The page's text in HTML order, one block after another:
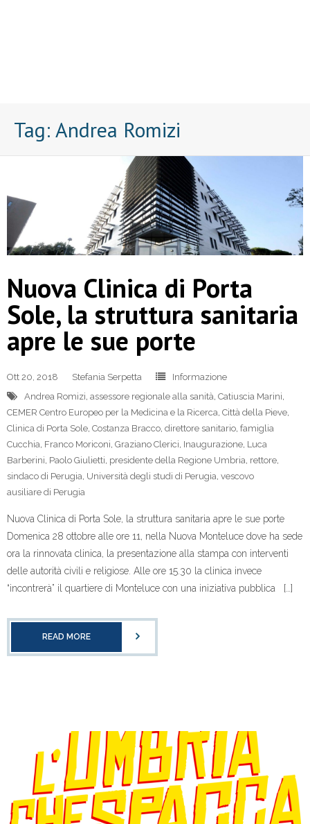
Tag: Andrea Romizi
Nuova Clinica di Porta
Sole, la struttura sanitaria
apre le sue porte
Ott 20, 2018 Stefania Serpetta
Informazione
Andrea Romizi assessore regionale alla sanità Catiuscia Marini
CEMER Centro Europeo per la Medicina e la Ricerca Città della Pieve
Clinica di Porta Sole Costanza Bracco direttore sanitario famiglia
Cucchia Franco Moriconi Graziano Clerici Inaugurazione Luca
Barberini Paolo Giulietti presidente della Regione Umbria rettore
sindaco di Perugia Università degli studi di Perugia vescovo
ausiliare di Perugia
Nuova Clinica di Porta Sole, la struttura sanitaria apre le sue porte
Domenica 28 ottobre alle ore 11, nella Nuova Monteluce dove ha sede
ora la rinnovata clinica, la presentazione alla stampa con interventi
delle autorità civili e religiose. Alle ore 15.30 la clinica invece
“incontrerà” il quartiere di Monteluce con una iniziativa pubblica […]
READ MORE